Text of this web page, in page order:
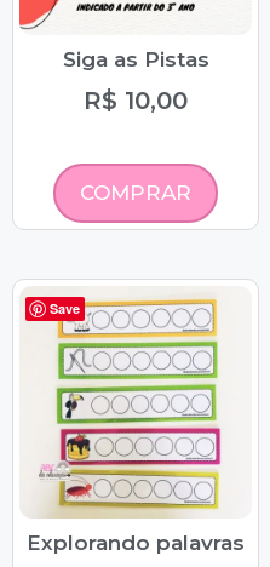
Siga as Pistas
R$ 10,00
COMPRAR
Save
Explorando palavras